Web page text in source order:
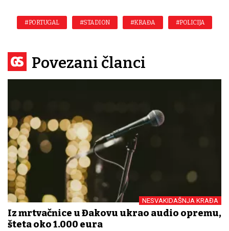
#PORTUGAL #STADION #KRAĐA #POLICIJA
Povezani članci
NESVAKIDAŠNJA KRAĐA
Iz mrtvačnice u Đakovu ukrao audio opremu,
šteta oko 1.000 eura